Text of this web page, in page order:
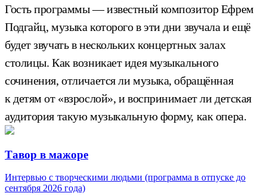
Гость программы — известный композитор Ефрем
Подгайц, музыка которого в эти дни звучала и ещё
будет звучать в нескольких концертных залах
столицы. Как возникает идея музыкального
сочинения, отличается ли музыка, обращённая
к детям от «взрослой», и воспринимает ли детская
аудитория такую музыкальную форму, как опера.
Тавор в мажоре
Интервью с творческими людьми (программа в отпуске до
сентября 2026 года)